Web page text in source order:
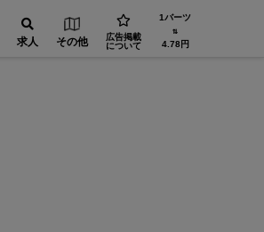
求人 その他
広告掲載
について
1バーツ
⇅
4.78円